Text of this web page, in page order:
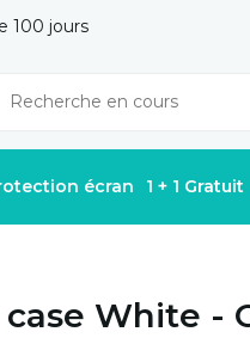
100 jours
écran 1 + 1 Gratuit
White -